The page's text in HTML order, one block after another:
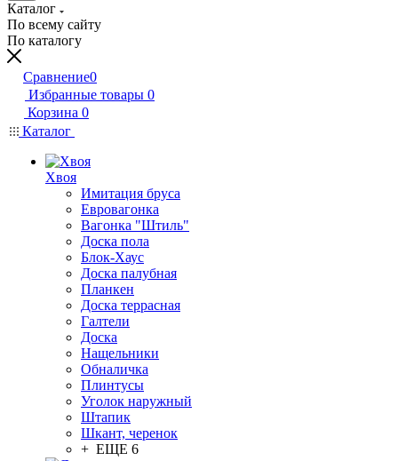
Каталог
По всему сайту
По каталогу
Сравнение0
Избранные товары 0
Корзина 0
Каталог
Хвоя
Имитация бруса
Евровагонка
Вагонка "Штиль"
Доска пола
Блок-Хаус
Доска палубная
Планкен
Доска террасная
Галтели
Доска
Нащельники
Обналичка
Плинтусы
Уголок наружный
Штапик
Шкант, черенок
+ ЕЩЕ 6